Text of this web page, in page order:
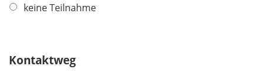
keine Teilnahme
Kontaktweg